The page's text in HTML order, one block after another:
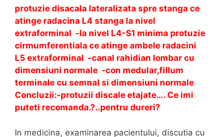
protuzie disacala lateralizata spre stanga ce
atinge radacina L4 stanga la nivel
extraforminal -la nivel L4-S1 minima protuzie
cirmumferentiala ce atinge ambele radacini
L5 extraforminal -canal rahidian lombar cu
dimensiuni normale -con medular,fillum
terminale cu semnal si dimensiuni normale
Concluzii:-protuzii discale etajate…. Ce imi
puteti recomanda.?..pentru dureri?
In medicina, examinarea pacientului, discutia cu